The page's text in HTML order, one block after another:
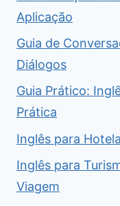
Aplicação
Guia de
Diálogos
Guia Prático:
Prática
Inglês para
Inglês para
Viagem